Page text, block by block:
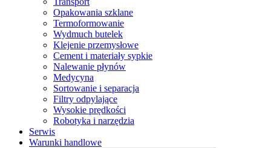
Opakowania szklane
Termoformowanie
Wydmuch butelek
Klejenie przemysłowe
Cement i materiały sypkie
Nalewanie płynów
Medycyna
Sortowanie i separacja
Filtry odpylające
Wysokie prędkości
Robotyka i narzędzia
Serwis
Warunki handlowe